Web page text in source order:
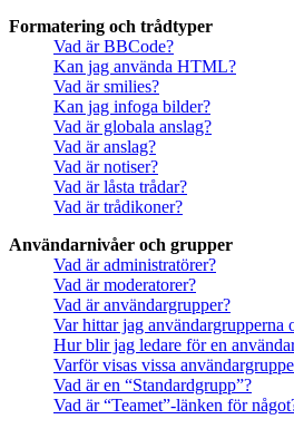
Formatering och trådtyper
Vad är BBCode?
Kan jag använda HTML?
Vad är smilies?
Kan jag infoga bilder?
Vad är globala anslag?
Vad är anslag?
Vad är notiser?
Vad är låsta trådar?
Vad är trådikoner?
Användarnivåer och grupper
Vad är administratörer?
Vad är moderatorer?
Vad är användargrupper?
Var hittar jag användargrupperna
Hur blir jag ledare för en
Varför visas vissa
Vad är en “Standardgrupp”?
Vad är “Teamet”-länken för